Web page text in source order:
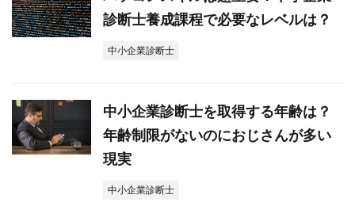
診断士養成課程で必要なレベルは？
中小企業診断士
中小企業診断士を取得する年齢は？
年齢制限がないのにおじさんが多い
現実
中小企業診断士